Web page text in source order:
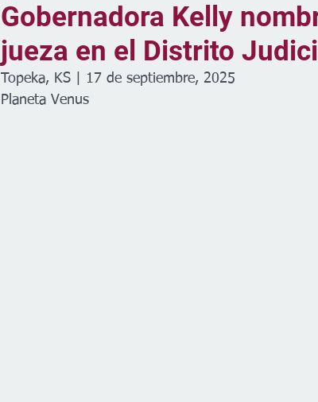
Clima Vivienda Escuelas Calles
Gobernadora Kelly
jueza en el Distrito
Topeka, KS | 17 de septiembre, 2025
Planeta Venus